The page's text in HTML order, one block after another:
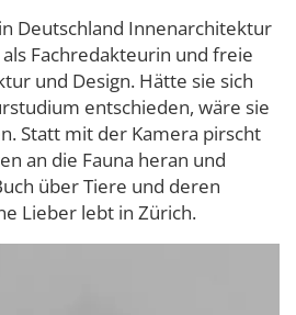
Deutschland Innenarchitektur
Fachredakteurin und freie
und Design. Hätte sie sich
entschieden, wäre sie
Statt mit der Kamera pirscht
an die Fauna heran und
über Tiere und deren
Lieber lebt in Zürich.